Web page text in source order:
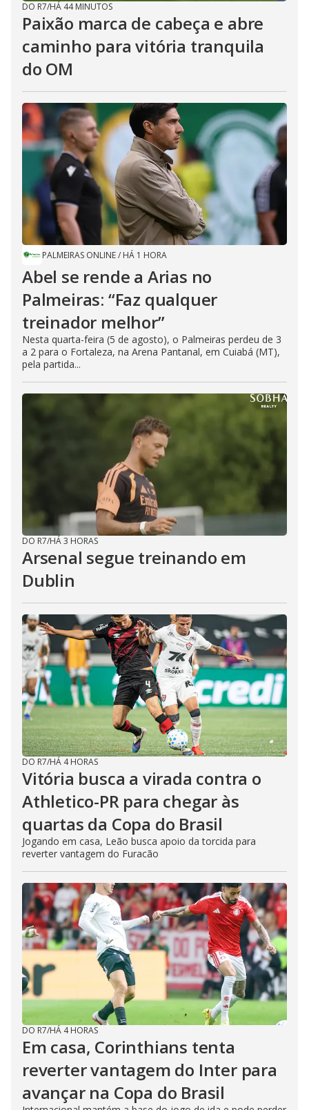
DO R7/HÁ 44 MINUTOS
Paixão marca de cabeça e abre
caminho para vitória tranquila
do OM
PALMEIRAS ONLINE/ HÁ 1 HORA
Abel se rende a Arias no
Palmeiras: “Faz qualquer
treinador melhor”
Nesta quarta-feira (5 de agosto), o Palmeiras perdeu de 3
a 2 para o Fortaleza, na Arena Pantanal, em Cuiabá (MT),
pela partida...
DO R7/HÁ 3 HORAS
Arsenal segue treinando em
Dublin
DO R7/HÁ 4 HORAS
Vitória busca a virada contra o
Athletico-PR para chegar às
quartas da Copa do Brasil
Jogando em casa, Leão busca apoio da torcida para
reverter vantagem do Furacão
DO R7/HÁ 4 HORAS
Em casa, Corinthians tenta
reverter vantagem do Inter para
avançar na Copa do Brasil